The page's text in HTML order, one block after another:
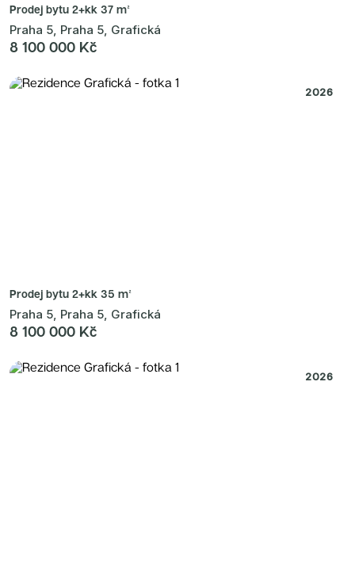
Prodej bytu 2+kk 37 m²
Praha 5, Praha 5, Grafická
8 100 000 Kč
2026
Prodej bytu 2+kk 35 m²
Praha 5, Praha 5, Grafická
8 100 000 Kč
2026